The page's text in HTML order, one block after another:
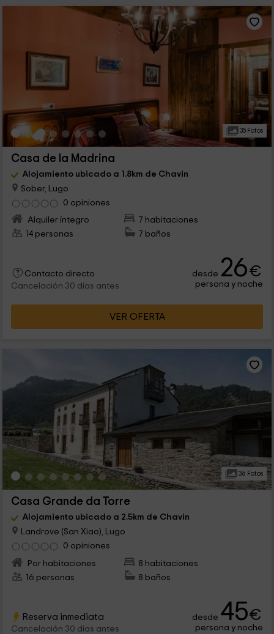
35 Fotos
Casa de la Madrina
Alojamiento ubicado a 1.8km de Chavin
Sober, Lugo
0 opiniones
Alquiler íntegro
7 habitaciones
14 personas
7 baños
Contacto directo
Cancelación 30 días antes
desde 26€
persona y noche
VER OFERTA
36 Fotos
Casa Grande da Torre
Alojamiento ubicado a 2.5km de Chavin
Landrove (San Xiao), Lugo
0 opiniones
Por habitaciones
8 habitaciones
16 personas
8 baños
Reserva inmediata
Cancelación 30 días antes
desde 45€
persona y noche